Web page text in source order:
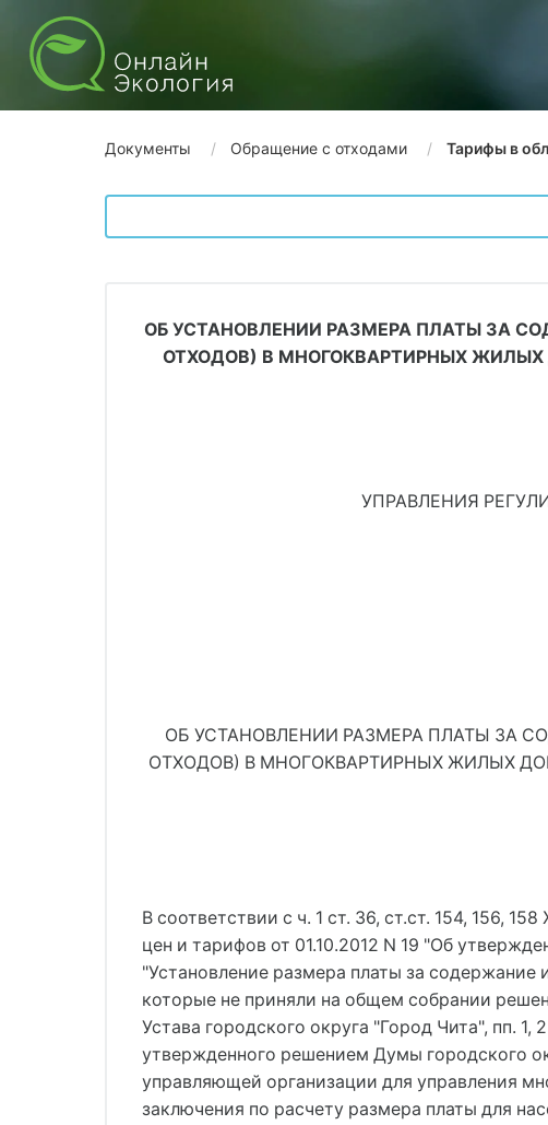
Документы Обращение с отходами Тарифы в
ОБ УСТАНОВЛЕНИИ РАЗМЕРА ПЛАТЫ ЗА
ОТХОДОВ) В МНОГОКВАРТИРНЫХ ЖИЛЫХ
УПРАВЛЕНИЯ
ОБ УСТАНОВЛЕНИИ РАЗМЕРА ПЛАТЫ ЗА
ОТХОДОВ) В МНОГОКВАРТИРНЫХ ЖИЛЫХ
В соответствии с ч. 1 ст. 36, ст.ст. 154, 156,
цен и тарифов от 01.10.2012 N 19 "Об
"Установление размера платы за
которые не приняли на общем собрании
Устава городского округа "Город Чита", пп.
утвержденного решением Думы городского
управляющей организации для управления
заключения по расчету размера платы для